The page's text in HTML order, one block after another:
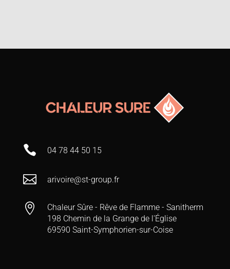
 04 78 44 50 15
 arivoire@st-group.fr

Chaleur Sûre - Rêve de Flamme - Sanitherm
198 Chemin de la Grange de l'Église
69590 Saint-Symphorien-sur-Coise